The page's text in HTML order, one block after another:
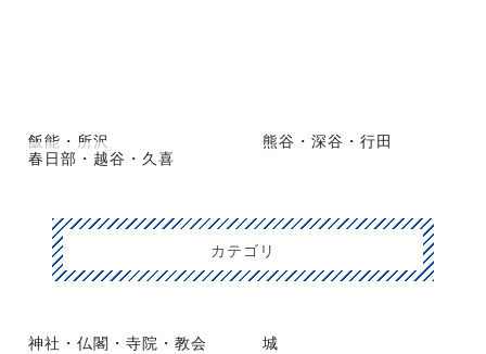
飯能・所沢
熊谷・深谷・行田
春日部・越谷・久喜
カテゴリ
神社・仏閣・寺院・教会 城